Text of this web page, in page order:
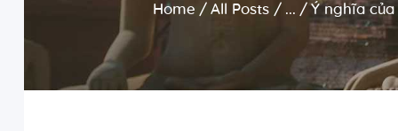
Home All Posts ... Ý nghĩa của